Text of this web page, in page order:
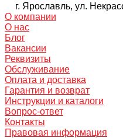
г. Ярославль, ул.
О компании
О нас
Блог
Вакансии
Реквизиты
Обслуживание
Оплата и доставка
Гарантия и возврат
Инструкции и каталоги
Вопрос-ответ
Контакты
Правовая информация